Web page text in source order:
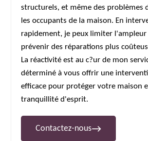
structurels, et même des problèmes
les occupants de la maison. En
rapidement, je peux limiter l'ampleur
prévenir des réparations plus
La réactivité est au c?ur de mon
déterminé à vous offrir une
efficace pour protéger votre maison
tranquillité d'esprit.
Contactez-nous